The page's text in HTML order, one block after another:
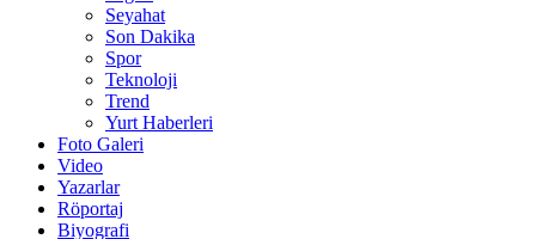
Seyahat
Son Dakika
Spor
Teknoloji
Trend
Yurt Haberleri
Foto Galeri
Video
Yazarlar
Röportaj
Biyografi